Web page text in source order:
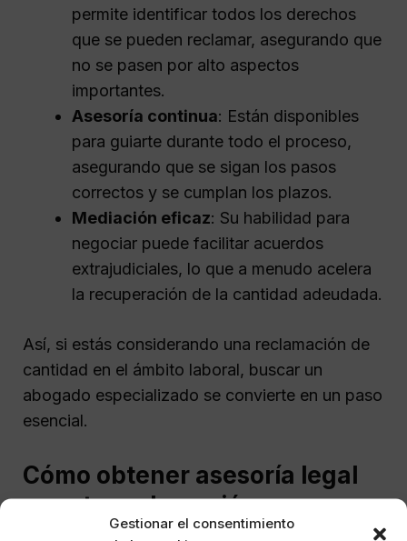
Gestionar el consentimiento
permite identificar todos los derechos
que se pueden reclamar, asegurando que
no se pasen por alto aspectos
importantes.
Asesoría continua: Están disponibles
para guiarte durante todo el proceso,
asegurando que se sigan los pasos
correctos y se cumplan los plazos.
Mediación eficaz: Su habilidad para
negociar puede facilitar acuerdos
extrajudiciales, lo que a menudo acelera
la recuperación de la cantidad adeudada.
Así, si estás considerando una reclamación de
cantidad en el ámbito laboral, buscar un
abogado especializado se convierte en un paso
esencial.
Cómo obtener asesoría legal
para tu reclamación